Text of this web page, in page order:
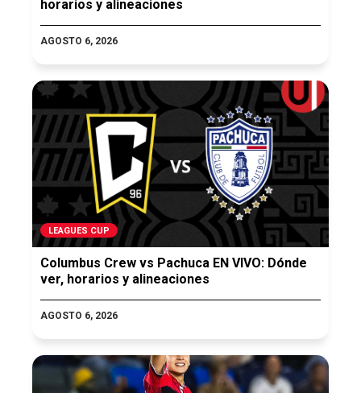
horarios y alineaciones
AGOSTO 6, 2026
LEAGUES CUP
Columbus Crew vs Pachuca EN VIVO: Dónde
ver, horarios y alineaciones
AGOSTO 6, 2026